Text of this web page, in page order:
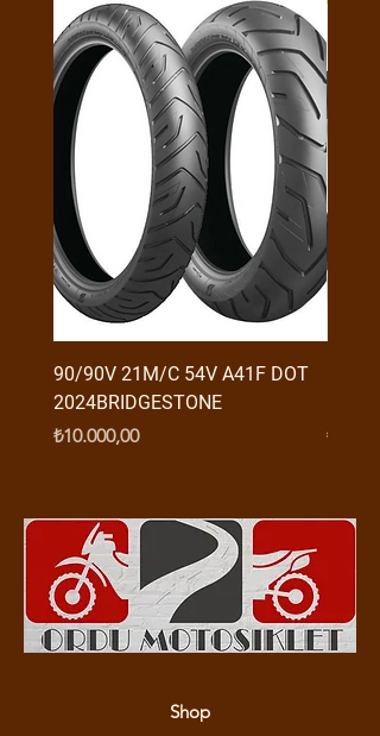
90/90V 21M/C 54V A41F DOT
2024BRIDGESTONE
Fiyat
₺10.000,00
Fiyat
₺950,00
Shop